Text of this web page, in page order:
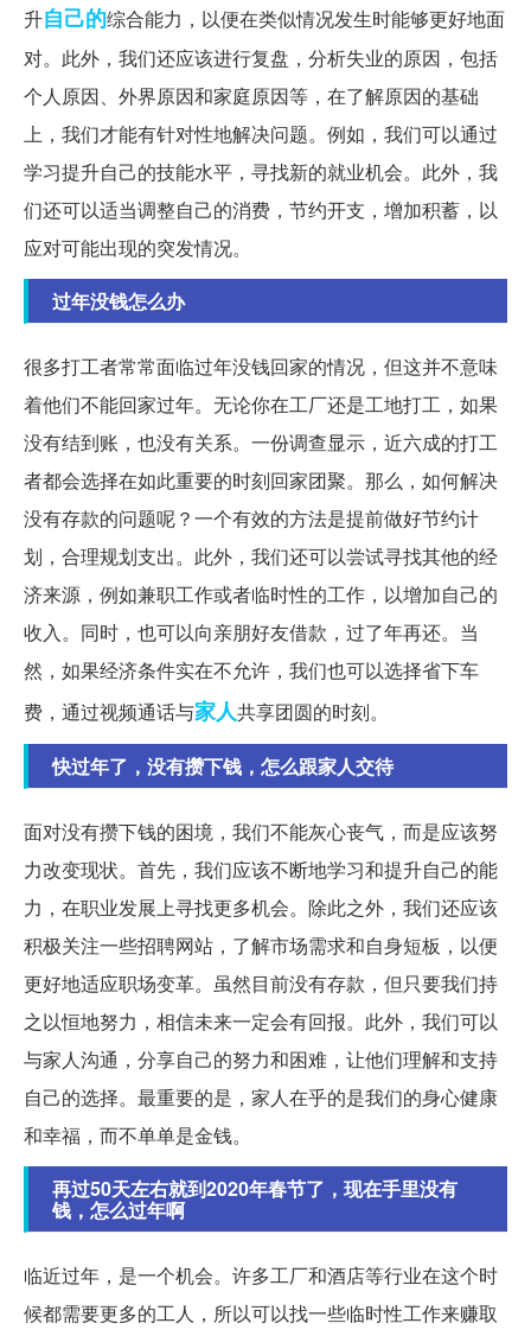
升自己的综合能力，以便在类似情况发生时能够更好地面
对。此外，我们还应该进行复盘，分析失业的原因，包括
个人原因、外界原因和家庭原因等，在了解原因的基础
上，我们才能有针对性地解决问题。例如，我们可以通过
学习提升自己的技能水平，寻找新的就业机会。此外，我
们还可以适当调整自己的消费，节约开支，增加积蓄，以
应对可能出现的突发情况。
过年没钱怎么办
很多打工者常常面临过年没钱回家的情况，但这并不意味
着他们不能回家过年。无论你在工厂还是工地打工，如果
没有结到账，也没有关系。一份调查显示，近六成的打工
者都会选择在如此重要的时刻回家团聚。那么，如何解决
没有存款的问题呢？一个有效的方法是提前做好节约计
划，合理规划支出。此外，我们还可以尝试寻找其他的经
济来源，例如兼职工作或者临时性的工作，以增加自己的
收入。同时，也可以向亲朋好友借款，过了年再还。当
然，如果经济条件实在不允许，我们也可以选择省下车
费，通过视频通话与家人共享团圆的时刻。
快过年了，没有攒下钱，怎么跟家人交待
面对没有攒下钱的困境，我们不能灰心丧气，而是应该努
力改变现状。首先，我们应该不断地学习和提升自己的能
力，在职业发展上寻找更多机会。除此之外，我们还应该
积极关注一些招聘网站，了解市场需求和自身短板，以便
更好地适应职场变革。虽然目前没有存款，但只要我们持
之以恒地努力，相信未来一定会有回报。此外，我们可以
与家人沟通，分享自己的努力和困难，让他们理解和支持
自己的选择。最重要的是，家人在乎的是我们的身心健康
和幸福，而不单单是金钱。
再过50天左右就到2020年春节了，现在手里没有
钱，怎么过年啊
临近过年，是一个机会。许多工厂和酒店等行业在这个时
候都需要更多的工人，所以可以找一些临时性工作来赚取